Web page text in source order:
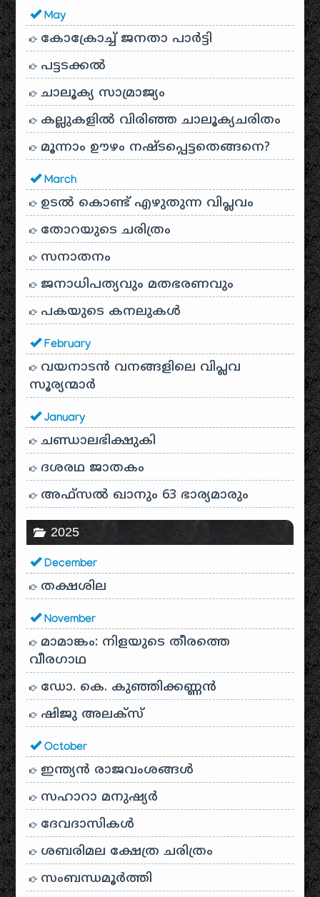
May
കോക്രോച്ച് ജനതാ പാർട്ടി
പട്ടടക്കൽ
ചാലൂക്യ സാമ്രാജ്യം
കല്ലുകളിൽ വിരിഞ്ഞ ചാലൂക്യചരിതം
മൂന്നാം ഊഴം നഷ്ടപ്പെട്ടതെങ്ങനെ?
March
ഉടൽ കൊണ്ട് എഴുതുന്ന വിപ്ലവം
തോറയുടെ ചരിത്രം
സനാതനം
ജനാധിപത്യവും മതഭരണവും
പകയുടെ കനലുകൾ
February
വയനാടൻ വനങ്ങളിലെ വിപ്ലവ
സൂര്യന്മാർ
January
ചണ്ഡാലഭിക്ഷുകി
ദശരഥ ജാതകം
അഫ്സൽ ഖാനും 63 ഭാര്യമാരും
2025
December
തക്ഷശില
November
മാമാങ്കം: നിളയുടെ തീരത്തെ
വീരഗാഥ
ഡോ. കെ. കുഞ്ഞിക്കണ്ണൻ
ഷിജു അലക്സ്
October
ഇന്ത്യൻ രാജവംശങ്ങൾ
സഹാറാ മനുഷ്യർ
ദേവദാസികൾ
ശബരിമല ക്ഷേത്ര ചരിത്രം
സംബന്ധമൂർത്തി